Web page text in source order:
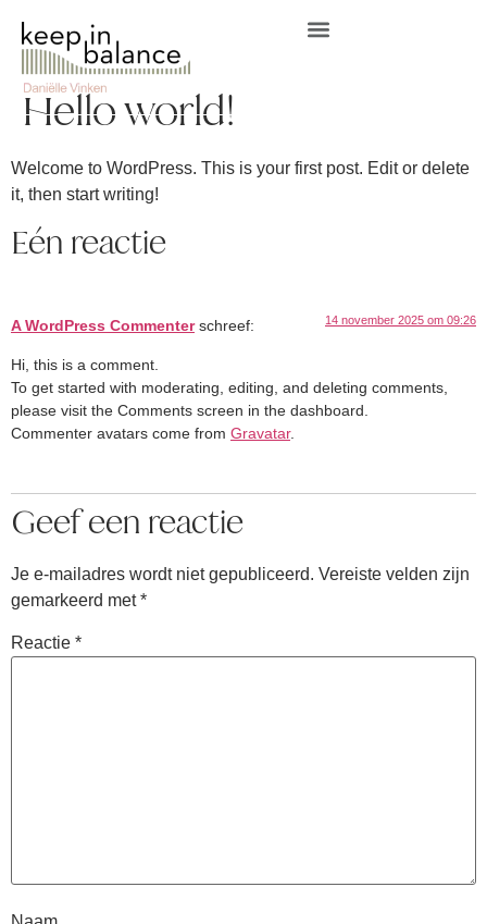
Hello world!
Welcome to WordPress. This is your first post. Edit or delete
it, then start writing!
Eén reactie
A WordPress Commenter schreef: 14 november 2025 om 09:26
Hi, this is a comment.
To get started with moderating, editing, and deleting comments,
please visit the Comments screen in the dashboard.
Commenter avatars come from Gravatar.
Geef een reactie
Je e-mailadres wordt niet gepubliceerd. Vereiste velden zijn
gemarkeerd met*
Reactie *